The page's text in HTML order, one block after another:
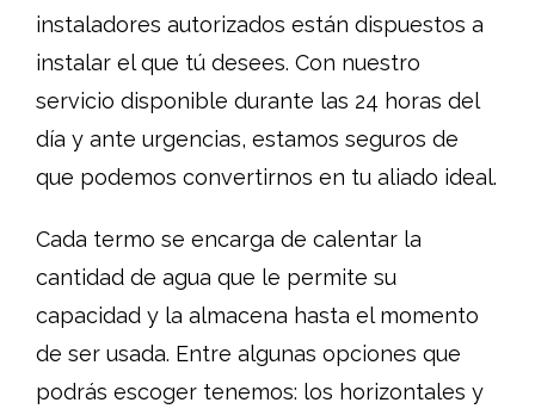
instaladores autorizados están dispuestos a
instalar el que tú desees. Con nuestro
servicio disponible durante las 24 horas del
día y ante urgencias, estamos seguros de
que podemos convertirnos en tu aliado ideal.
Cada termo se encarga de calentar la
cantidad de agua que le permite su
capacidad y la almacena hasta el momento
de ser usada. Entre algunas opciones que
podrás escoger tenemos: los horizontales y